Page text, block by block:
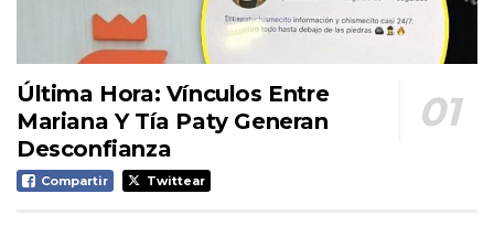
Última Hora: Vínculos Entre
Mariana Y Tía Paty Generan
Desconfianza
Compartir Twittear